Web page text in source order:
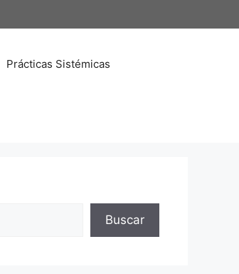
Prácticas Sistémicas
Buscar